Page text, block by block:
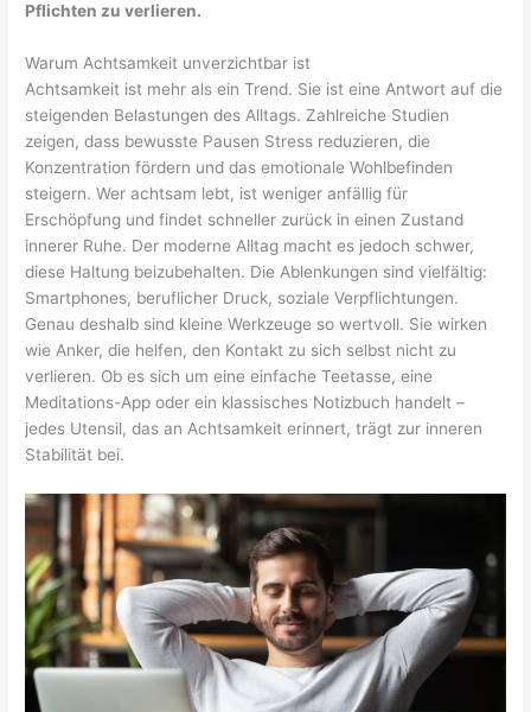
Pflichten zu verlieren.
Warum Achtsamkeit unverzichtbar ist
Achtsamkeit ist mehr als ein Trend. Sie ist eine Antwort auf die
steigenden Belastungen des Alltags. Zahlreiche Studien
zeigen, dass bewusste Pausen Stress reduzieren, die
Konzentration fördern und das emotionale Wohlbefinden
steigern. Wer achtsam lebt, ist weniger anfällig für
Erschöpfung und findet schneller zurück in einen Zustand
innerer Ruhe. Der moderne Alltag macht es jedoch schwer,
diese Haltung beizubehalten. Die Ablenkungen sind vielfältig:
Smartphones, beruflicher Druck, soziale Verpflichtungen.
Genau deshalb sind kleine Werkzeuge so wertvoll. Sie wirken
wie Anker, die helfen, den Kontakt zu sich selbst nicht zu
verlieren. Ob es sich um eine einfache Teetasse, eine
Meditations-App oder ein klassisches Notizbuch handelt –
jedes Utensil, das an Achtsamkeit erinnert, trägt zur inneren
Stabilität bei.